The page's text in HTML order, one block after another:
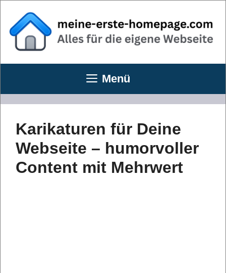
Inhalt
springen
Menü
Karikaturen für Deine
Webseite – humorvoller
Content mit Mehrwert